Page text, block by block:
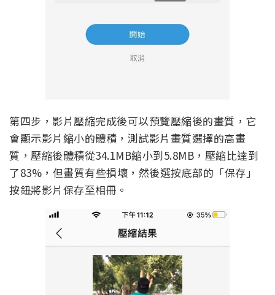
第四步，影片壓縮完成後可以預覽壓縮後的畫質，它
會顯示影片縮小的體積，測試影片畫質選擇的高畫
質，壓縮後體積從34.1MB縮小到5.8MB，壓縮比達到
了83%，但畫質有些損壞，然後選按底部的「保存」
按鈕將影片保存至相冊。